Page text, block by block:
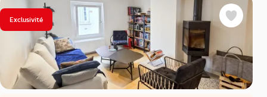
Exclusivité Favoris